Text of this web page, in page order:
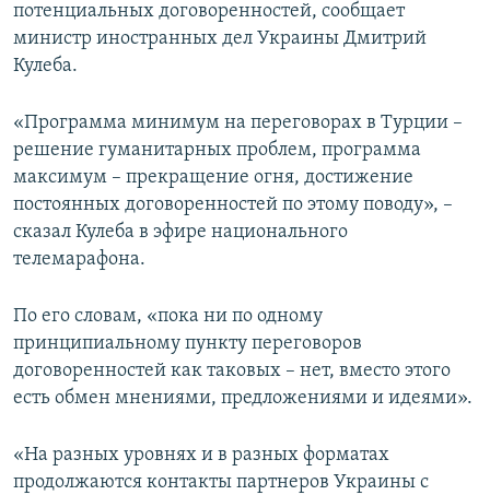
потенциальных договоренностей, сообщает
министр иностранных дел Украины Дмитрий
Кулеба.
«Программа минимум на переговорах в Турции –
решение гуманитарных проблем, программа
максимум – прекращение огня, достижение
постоянных договоренностей по этому поводу», –
сказал Кулеба в эфире национального
телемарафона.
По его словам, «пока ни по одному
принципиальному пункту переговоров
договоренностей как таковых – нет, вместо этого
есть обмен мнениями, предложениями и идеями».
«На разных уровнях и в разных форматах
продолжаются контакты партнеров Украины с